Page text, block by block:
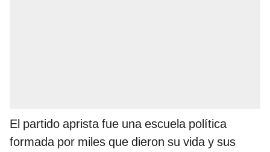
El partido aprista fue una escuela política
formada por miles que dieron su vida y sus